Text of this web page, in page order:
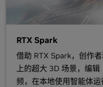
RTX Spark
借助 RTX Spark，创作
上的超大 3D 场景，编
频，在本地使用智能体